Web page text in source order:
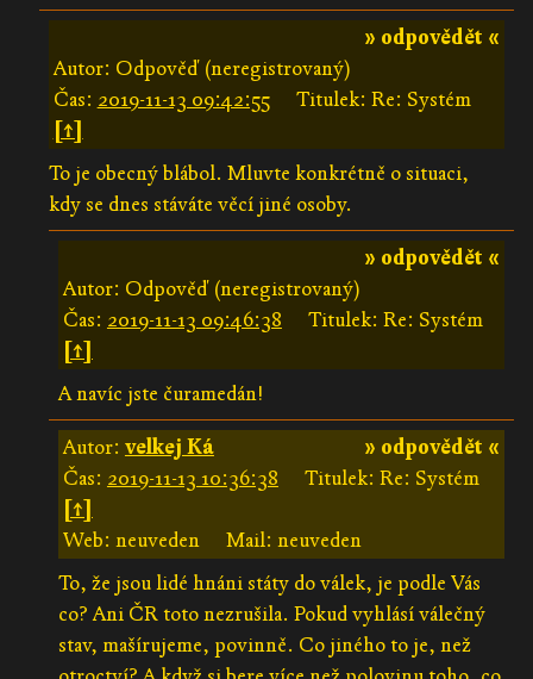
» odpovědět «
Autor: Odpověď (neregistrovaný)
Čas: 2019-11-13 09:42:55
Titulek: Re: Systém
[↑]
To je obecný blábol. Mluvte konkrétně o situaci,
kdy se dnes stáváte věcí jiné osoby.
» odpovědět «
Autor: Odpověď (neregistrovaný)
Čas: 2019-11-13 09:46:38
Titulek: Re: Systém
[↑]
A navíc jste čuramedán!
» odpovědět «
Autor: velkej Ká
Čas: 2019-11-13 10:36:38
Titulek: Re: Systém
[↑]
Web: neuveden
Mail: neuveden
To, že jsou lidé hnáni státy do válek, je podle Vás
co? Ani ČR toto nezrušila. Pokud vyhlásí válečný
stav, mašírujeme, povinně. Co jiného to je, než